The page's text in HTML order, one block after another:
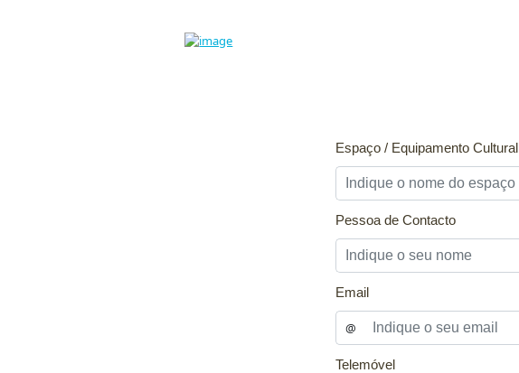
Espaço / Equipamento Cultural
Pessoa de Contacto
Email
@
Telemóvel